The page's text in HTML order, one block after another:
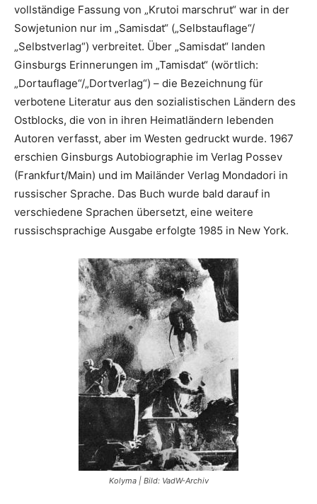
vollständige Fassung von „Krutoi marschrut“ war in der
Sowjetunion nur im „Samisdat“ („Selbstauflage“/
„Selbstverlag“) verbreitet. Über „Samisdat“ landen
Ginsburgs Erinnerungen im „Tamisdat“ (wörtlich:
„Dortauflage“/„Dortverlag“) – die Bezeichnung für
verbotene Literatur aus den sozialistischen Ländern des
Ostblocks, die von in ihren Heimatländern lebenden
Autoren verfasst, aber im Westen gedruckt wurde. 1967
erschien Ginsburgs Autobiographie im Verlag Possev
(Frankfurt/Main) und im Mailänder Verlag Mondadori in
russischer Sprache. Das Buch wurde bald darauf in
verschiedene Sprachen übersetzt, eine weitere
russischsprachige Ausgabe erfolgte 1985 in New York.
Kolyma | Bild: VadW-Archiv